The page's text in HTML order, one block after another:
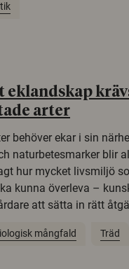
eklandskap
arter
behöver ekar i sin
naturbetesmarker blir
hur mycket livsmiljö
kunna överleva –
att sätta in rätt
mångfald Träd